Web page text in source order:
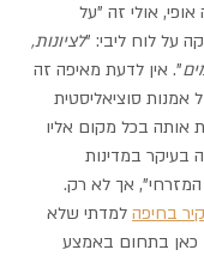
אופי, אולי זה "על
על לוח ליבי: "לציונות,
". אין לדעת מאיפה זה
אמנות סוציאליסטית
אותה בכל מקום אליו
בעיקר במדינות
אך לא רק.
בחיפה למדתי שלא
כאן בתחום באמצע